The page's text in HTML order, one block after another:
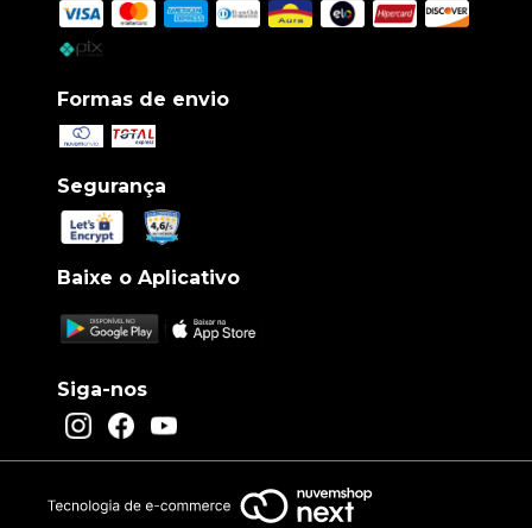
Formas de envio
Segurança
Baixe o Aplicativo
Siga-nos